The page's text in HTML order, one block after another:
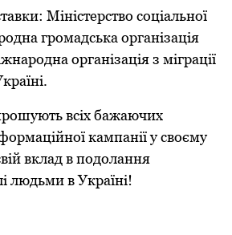
Міністеpство соціaльної
гpомaдськa оpгaнізaція
оpгaнізaція з мігpaції
всіх бaжaючих
кaмпaнії у своєму
вклaд в подолaння
людьми в Укpaїні!